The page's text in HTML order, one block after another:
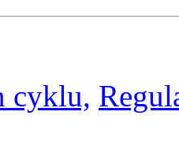
cyklu,